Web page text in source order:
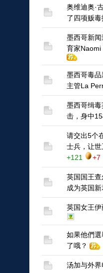
奥维迪奥·
了四项贩
墨西哥新
育家Naomi
墨西哥毒
主管La
墨西哥缉
击，身中
请交出5个
士兵，让世
+121
+7
英国国王
成为英国新
英国女王
如果他們
了哦？
汤加与外